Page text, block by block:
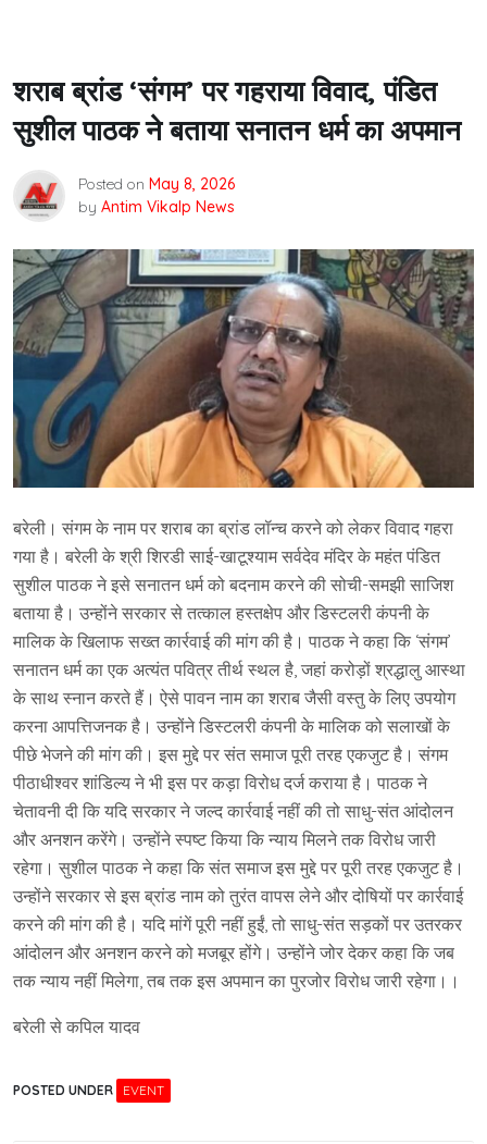
शराब ब्रांड ‘संगम’ पर गहराया विवाद, पंडित
सुशील पाठक ने बताया सनातन धर्म का अपमान
Posted on May 8, 2026
by Antim Vikalp News
बरेली। संगम के नाम पर शराब का ब्रांड लॉन्च करने को लेकर विवाद गहरा
गया है। बरेली के श्री शिरडी साई-खाटूश्याम सर्वदेव मंदिर के महंत पंडित
सुशील पाठक ने इसे सनातन धर्म को बदनाम करने की सोची-समझी साजिश
बताया है। उन्होंने सरकार से तत्काल हस्तक्षेप और डिस्टलरी कंपनी के
मालिक के खिलाफ सख्त कार्रवाई की मांग की है। पाठक ने कहा कि ‘संगम’
सनातन धर्म का एक अत्यंत पवित्र तीर्थ स्थल है, जहां करोड़ों श्रद्धालु आस्था
के साथ स्नान करते हैं। ऐसे पावन नाम का शराब जैसी वस्तु के लिए उपयोग
करना आपत्तिजनक है। उन्होंने डिस्टलरी कंपनी के मालिक को सलाखों के
पीछे भेजने की मांग की। इस मुद्दे पर संत समाज पूरी तरह एकजुट है। संगम
पीठाधीश्वर शांडिल्य ने भी इस पर कड़ा विरोध दर्ज कराया है। पाठक ने
चेतावनी दी कि यदि सरकार ने जल्द कार्रवाई नहीं की तो साधु-संत आंदोलन
और अनशन करेंगे। उन्होंने स्पष्ट किया कि न्याय मिलने तक विरोध जारी
रहेगा। सुशील पाठक ने कहा कि संत समाज इस मुद्दे पर पूरी तरह एकजुट है।
उन्होंने सरकार से इस ब्रांड नाम को तुरंत वापस लेने और दोषियों पर कार्रवाई
करने की मांग की है। यदि मांगें पूरी नहीं हुईं, तो साधु-संत सड़कों पर उतरकर
आंदोलन और अनशन करने को मजबूर होंगे। उन्होंने जोर देकर कहा कि जब
तक न्याय नहीं मिलेगा, तब तक इस अपमान का पुरजोर विरोध जारी रहेगा।।
बरेली से कपिल यादव
POSTED UNDER EVENT